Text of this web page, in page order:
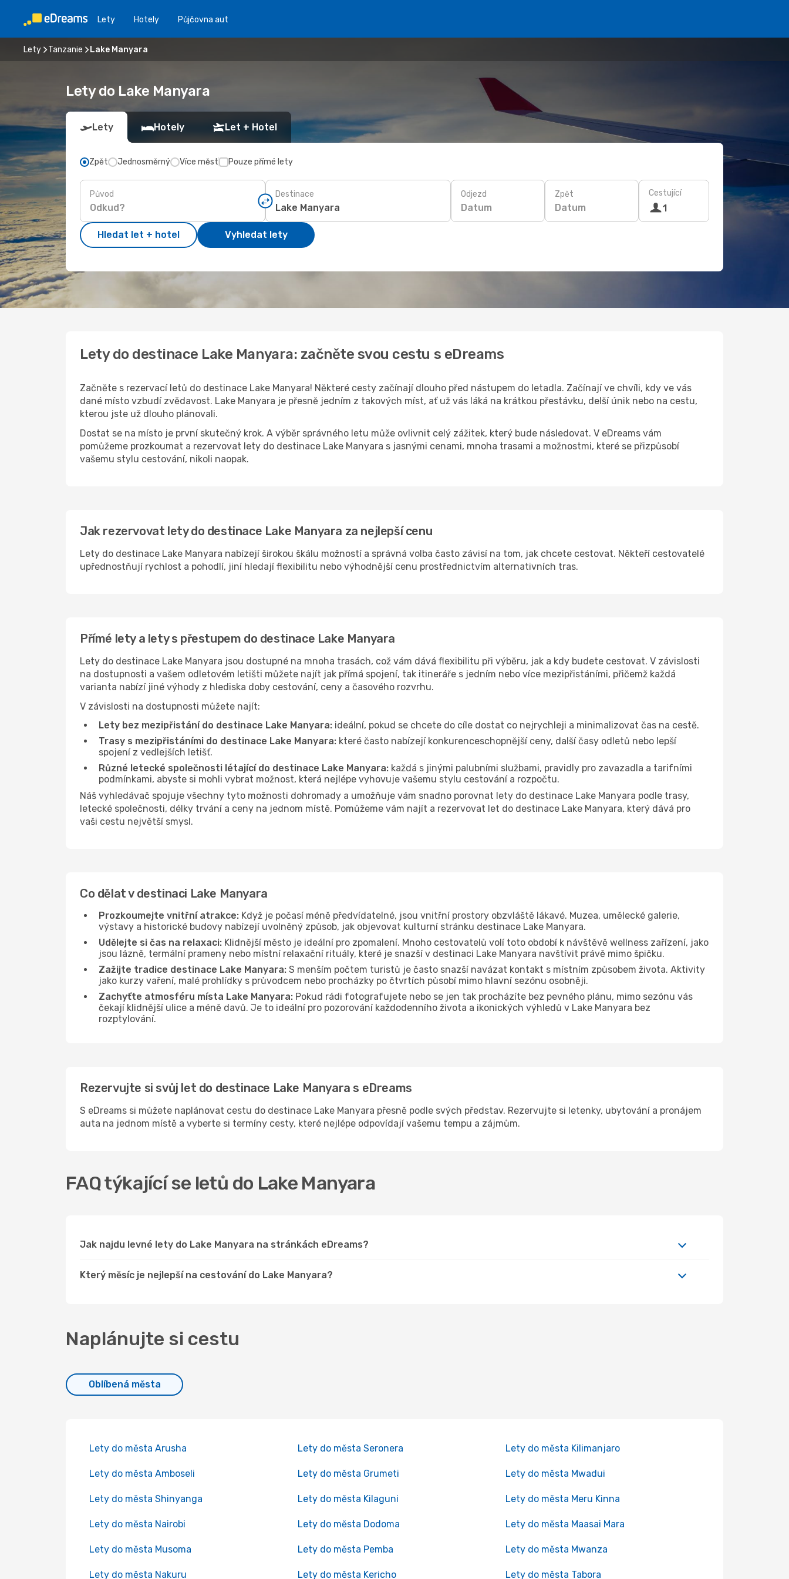
Lety Hotely Půjčovna aut
Lety Tanzanie Lake Manyara
Lety do Lake Manyara
Lety Hotely Let + Hotel
Zpět Jednosměrný Více měst Pouze přímé lety
Původ Destinace Odjezd
Datum
Zpět
Datum
Cestující
1
Hledat let + hotel Vyhledat lety
Lety do destinace Lake Manyara: začněte svou cestu s eDreams
Začněte s rezervací letů do destinace Lake Manyara! Některé cesty začínají dlouho před nástupem do letadla. Začínají ve chvíli, kdy ve vás
dané místo vzbudí zvědavost. Lake Manyara je přesně jedním z takových míst, ať už vás láká na krátkou přestávku, delší únik nebo na cestu,
kterou jste už dlouho plánovali.
Dostat se na místo je první skutečný krok. A výběr správného letu může ovlivnit celý zážitek, který bude následovat. V eDreams vám
pomůžeme prozkoumat a rezervovat lety do destinace Lake Manyara s jasnými cenami, mnoha trasami a možnostmi, které se přizpůsobí
vašemu stylu cestování, nikoli naopak.
Jak rezervovat lety do destinace Lake Manyara za nejlepší cenu
Lety do destinace Lake Manyara nabízejí širokou škálu možností a správná volba často závisí na tom, jak chcete cestovat. Někteří cestovatelé
upřednostňují rychlost a pohodlí, jiní hledají flexibilitu nebo výhodnější cenu prostřednictvím alternativních tras.
Přímé lety a lety s přestupem do destinace Lake Manyara
Lety do destinace Lake Manyara jsou dostupné na mnoha trasách, což vám dává flexibilitu při výběru, jak a kdy budete cestovat. V závislosti
na dostupnosti a vašem odletovém letišti můžete najít jak přímá spojení, tak itineráře s jedním nebo více mezipřistáními, přičemž každá
varianta nabízí jiné výhody z hlediska doby cestování, ceny a časového rozvrhu.
V závislosti na dostupnosti můžete najít:
Lety bez mezipřistání do destinace Lake Manyara: ideální, pokud se chcete do cíle dostat co nejrychleji a minimalizovat čas na cestě.
Trasy s mezipřistáními do destinace Lake Manyara: které často nabízejí konkurenceschopnější ceny, další časy odletů nebo lepší
spojení z vedlejších letišť.
Různé letecké společnosti létající do destinace Lake Manyara: každá s jinými palubními službami, pravidly pro zavazadla a tarifními
podmínkami, abyste si mohli vybrat možnost, která nejlépe vyhovuje vašemu stylu cestování a rozpočtu.
Náš vyhledávač spojuje všechny tyto možnosti dohromady a umožňuje vám snadno porovnat lety do destinace Lake Manyara podle trasy,
letecké společnosti, délky trvání a ceny na jednom místě. Pomůžeme vám najít a rezervovat let do destinace Lake Manyara, který dává pro
vaši cestu největší smysl.
Co dělat v destinaci Lake Manyara
Prozkoumejte vnitřní atrakce: Když je počasí méně předvídatelné, jsou vnitřní prostory obzvláště lákavé. Muzea, umělecké galerie,
výstavy a historické budovy nabízejí uvolněný způsob, jak objevovat kulturní stránku destinace Lake Manyara.
Udělejte si čas na relaxaci: Klidnější město je ideální pro zpomalení. Mnoho cestovatelů volí toto období k návštěvě wellness zařízení, jako
jsou lázně, termální prameny nebo místní relaxační rituály, které je snazší v destinaci Lake Manyara navštívit právě mimo špičku.
Zažijte tradice destinace Lake Manyara: S menším počtem turistů je často snazší navázat kontakt s místním způsobem života. Aktivity
jako kurzy vaření, malé prohlídky s průvodcem nebo procházky po čtvrtích působí mimo hlavní sezónu osobněji.
Zachyťte atmosféru místa Lake Manyara: Pokud rádi fotografujete nebo se jen tak procházíte bez pevného plánu, mimo sezónu vás
čekají klidnější ulice a méně davů. Je to ideální pro pozorování každodenního života a ikonických výhledů v Lake Manyara bez
rozptylování.
Rezervujte si svůj let do destinace Lake Manyara s eDreams
S eDreams si můžete naplánovat cestu do destinace Lake Manyara přesně podle svých představ. Rezervujte si letenky, ubytování a pronájem
auta na jednom místě a vyberte si termíny cesty, které nejlépe odpovídají vašemu tempu a zájmům.
FAQ týkající se letů do Lake Manyara
Jak najdu levné lety do Lake Manyara na stránkách eDreams?
Který měsíc je nejlepší na cestování do Lake Manyara?
Naplánujte si cestu
Oblíbená města
Lety do města Arusha Lety do města Seronera Lety do města Kilimanjaro
Lety do města Amboseli Lety do města Grumeti Lety do města Mwadui
Lety do města Shinyanga Lety do města Kilaguni Lety do města Meru Kinna
Lety do města Nairobi Lety do města Dodoma Lety do města Maasai Mara
Lety do města Musoma Lety do města Pemba Lety do města Mwanza
Lety do města Nakuru Lety do města Kericho Lety do města Tabora